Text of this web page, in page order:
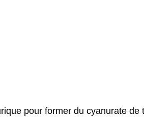
pour former du cyanurate